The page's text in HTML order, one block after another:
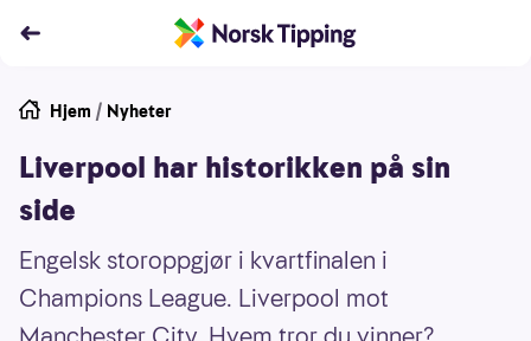
Hjem / Nyheter
Liverpool har historikken på sin
side
Engelsk storoppgjør i kvartfinalen i
Champions League. Liverpool mot